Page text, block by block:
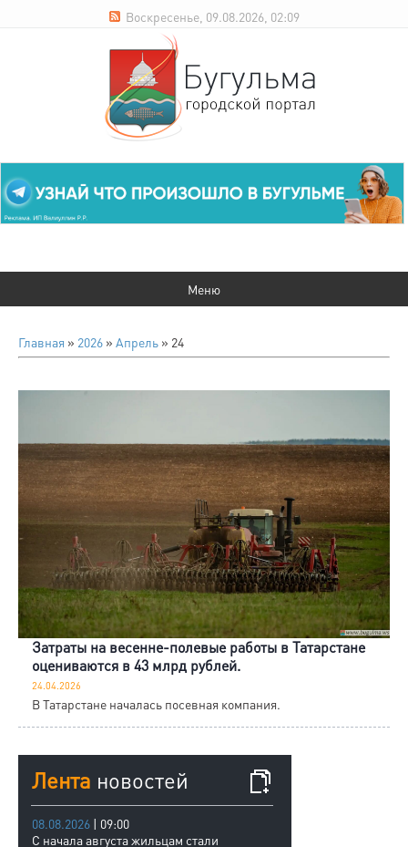
Воскресенье, 09.08.2026, 02:09
Главная » 2026 » Апрель » 24
Затраты на весенне-полевые работы в Татарстане
оцениваются в 43 млрд рублей.
24.04.2026
В Татарстане началась посевная компания.
Лента новостей
08.08.2026 | 09:00
С начала августа жильцам стали